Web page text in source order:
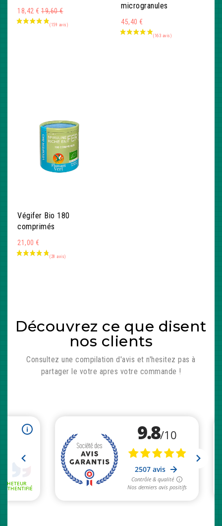
18,42 € Montant
19,60 €
microgranules
45,40 €
Végifer Bio 180
comprimés
21,00 €
Découvrez ce que disent
nos clients
Consultez une compilation d'avis et n'hesitez pas à
partager le votre apres votre commande !